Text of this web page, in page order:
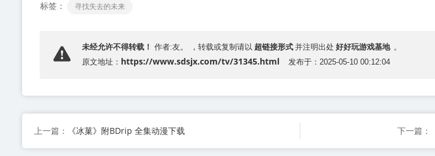
标签： 寻找失去的未来
未经允许不得转载！ 作者:友。 ，转载或复制请以 超链接形式 并注明出处 好好玩游戏基地 。
原文地址： https://www.sdsjx.com/tv/31345.html 发布于：2025-05-10 00:12:04
上一篇： 《冰菓》附BDrip 全集动漫下载 下一篇：